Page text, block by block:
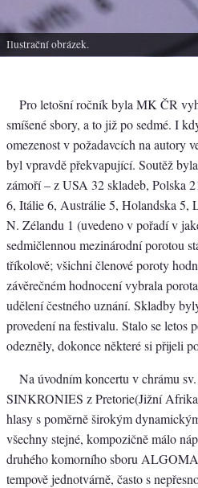
Ilustrační obrázek.
Pro letošní ročník byla MK ČR
smíšené sbory, a to již po sedmé. I
omezenost v požadavcích na autory
byl vpravdě překvapující. Soutěž
zámoří – z USA 32 skladeb, Polska
6, Itálie 6, Austrálie 5, Holandska 5,
N. Zélandu 1 (uvedeno v pořadí v
sedmičlennou mezinárodní porotou
tříkolově; všichni členové poroty
závěrečném hodnocení vybrala
udělení čestného uznání. Skladby
provedení na festivalu. Stalo se letos
odezněly, dokonce některé si přijeli
Na úvodním koncertu v chrámu
SINKRONIES z Pretorie(Jižní
hlasy s poměrně širokým
všechny stejné, kompozičně málo
druhého komorního sboru
tempově jednotvárně, často s